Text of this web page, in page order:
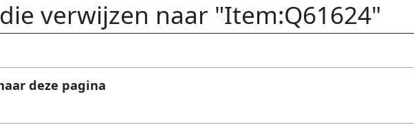
verwijzen naar "Item:Q61624"
deze pagina